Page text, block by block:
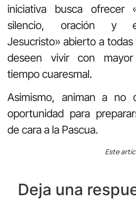
iniciativa busca ofrecer
silencio, oración y
Jesucristo» abierto a
deseen vivir con
tiempo cuaresmal.
Asimismo, animan a no
oportunidad para
de cara a la Pascua.
Este
Deja una